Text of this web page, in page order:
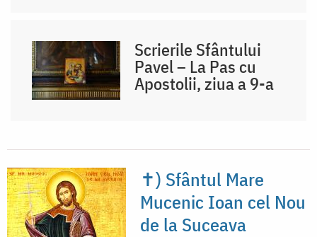
Scrierile Sfântului
Pavel – La Pas cu
Apostolii, ziua a 9-a
✝) Sfântul Mare
Mucenic Ioan cel Nou
de la Suceava